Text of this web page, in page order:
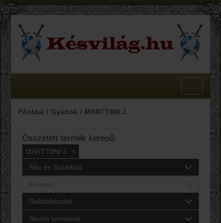
Toggle
Főoldal
Gyártók MARTTIINI J.
Összetett termék kereső:
MARTTIINI J.
×
Név és Számkód
Raktárkészlet
Akciós termékek